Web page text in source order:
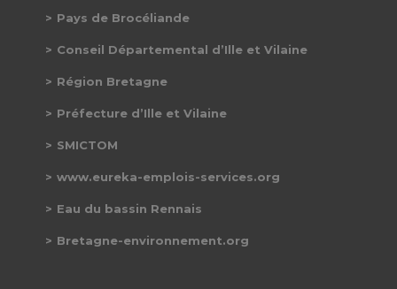
Pays de Brocéliande
Conseil Départemental d’Ille et Vilaine
Région Bretagne
Préfecture d’Ille et Vilaine
SMICTOM
www.eureka-emplois-services.org
Eau du bassin Rennais
Bretagne-environnement.org